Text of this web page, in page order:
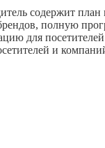
содержит
полную
для
и